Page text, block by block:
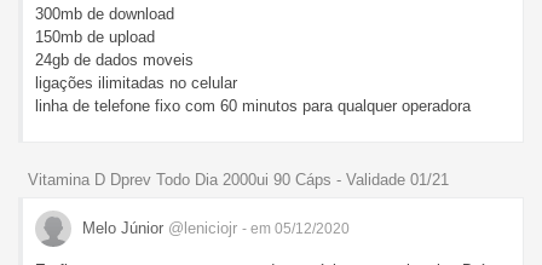
300mb de download
150mb de upload
24gb de dados moveis
ligações ilimitadas no celular
linha de telefone fixo com 60 minutos para qualquer operadora
Vitamina D Dprev Todo Dia 2000ui 90 Cáps - Validade 01/21
Melo Júnior @leniciojr - em 05/12/2020